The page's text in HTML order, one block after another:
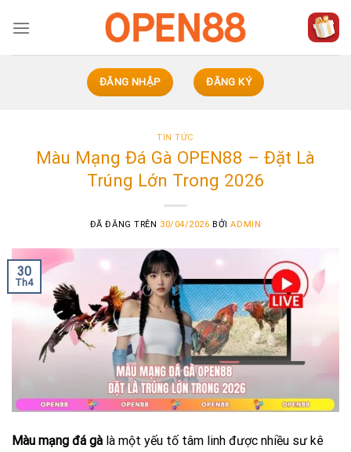
đến
ĐĂNG NHẬP ĐĂNG KÝ
TIN TỨC
Màu Mạng Đá Gà OPEN88 – Đặt Là
Trúng Lớn Trong 2026
ĐÃ ĐĂNG TRÊN 30/04/2026 BỞIADMIN
30
Th4
Màu mạng đá gà là một yếu tố tâm linh được nhiều sư kê